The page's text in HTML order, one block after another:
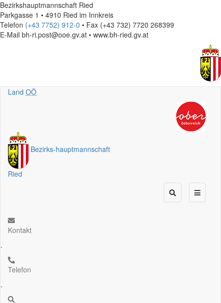
Bezirkshauptmannschaft Ried
Parkgasse 1 • 4910 Ried im Innkreis
Telefon (+43 7752) 912-0 • Fax (+43 732) 7720 268399
E-Mail bh-ri.post@ooe.gv.at • www.bh-ried.gv.at
Land OÖ
Bezirks-hauptmannschaft
Ried
Kontakt
.
Telefon
.